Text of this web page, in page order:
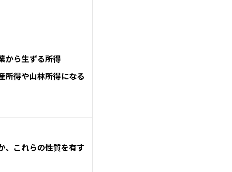
から生ずる所得
所得や山林所得になる
、これらの性質を有す